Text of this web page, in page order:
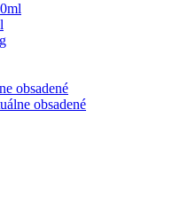
obsadené
obsadené